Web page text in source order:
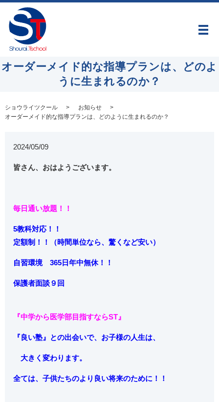
メ
オーダーメイド的な指導プランは、どのよ
うに生まれるのか？
ショウライツクール
お知らせ
オーダーメイド的な指導プランは、どのように生まれるのか？
2024/05/09
皆さん、おはようございます。
毎日通い放題！！
5教科対応！！
定額制！！（時間単位なら、驚くなど安い）
自習環境 365日年中無休！！
保護者面談９回
『中学から医学部目指すならST』
『良い塾』との出会いで、お子様の人生は、
大きく変わります。
全ては、子供たちのより良い将来のために！！